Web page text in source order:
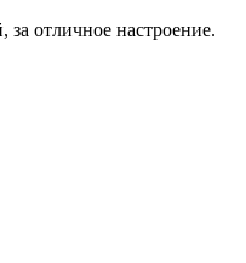
отличное настроение.